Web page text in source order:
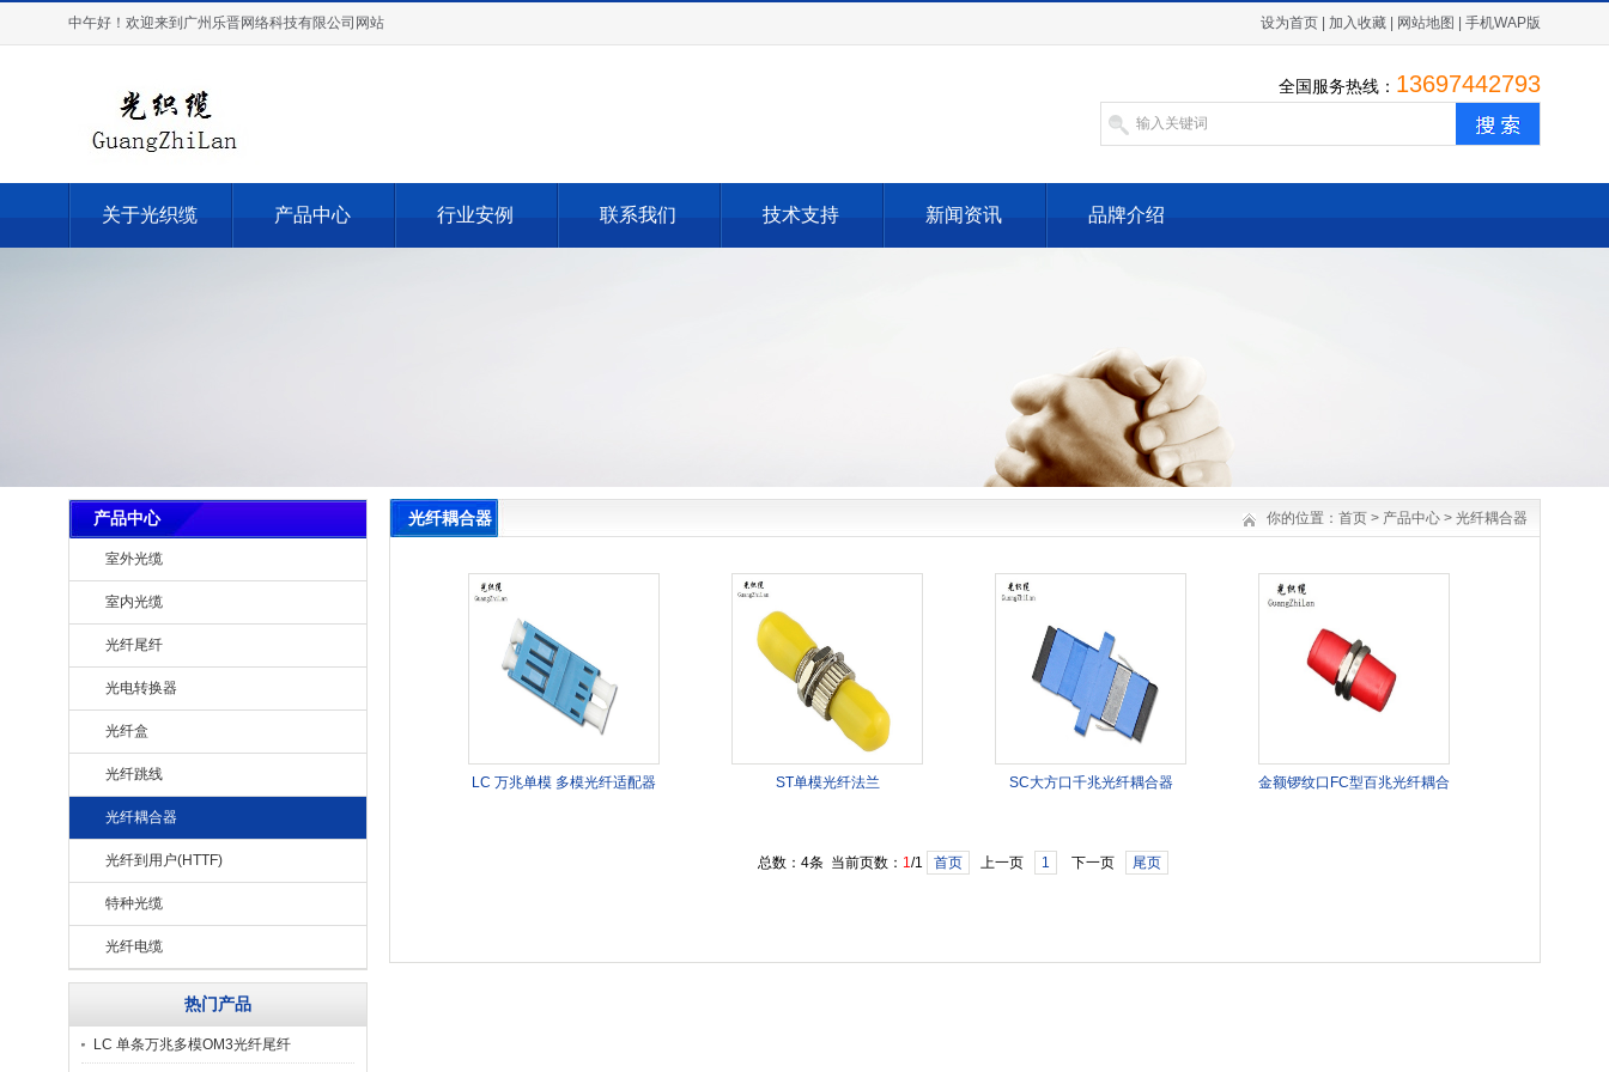
中午好！欢迎来到广州乐晋网络科技有限公司网站 设为首页 加入收藏 网站地图 手机WAP版
全国服务热线： 13697442793
关于光织缆 产品中心 行业安例 联系我们 技术支持 新闻资讯 品牌介绍
产品中心
室外光缆
室内光缆
光纤尾纤
光电转换器
光纤盒
光纤跳线
光纤耦合器
光纤到用户(HTTF)
特种光缆
光纤电缆
热门产品
LC 单条万兆多模OM3光纤尾纤
光纤耦合器 你的位置： 首页 > 产品中心 > 光纤耦合器
LC 万兆单模 多模光纤适配器 ST单模光纤法兰 SC大方口千兆光纤耦合器 金额锣纹口FC型百兆光纤耦合
总数：4条 当前页数： 1/1 首页 上一页 1 下一页 尾页